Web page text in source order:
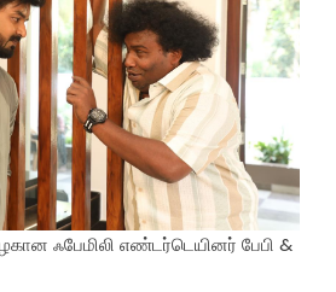
ஃபேமிலி எண்டர்டெயினர் பேபி &